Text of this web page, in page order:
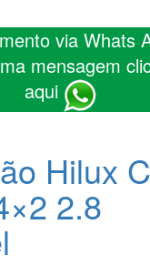
via Whats
mensagem
aqui
Hilux
2.8